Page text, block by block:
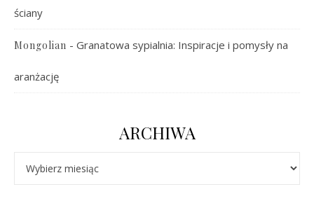
ściany
Mongolian - Granatowa sypialnia: Inspiracje i pomysły na
aranżację
ARCHIWA